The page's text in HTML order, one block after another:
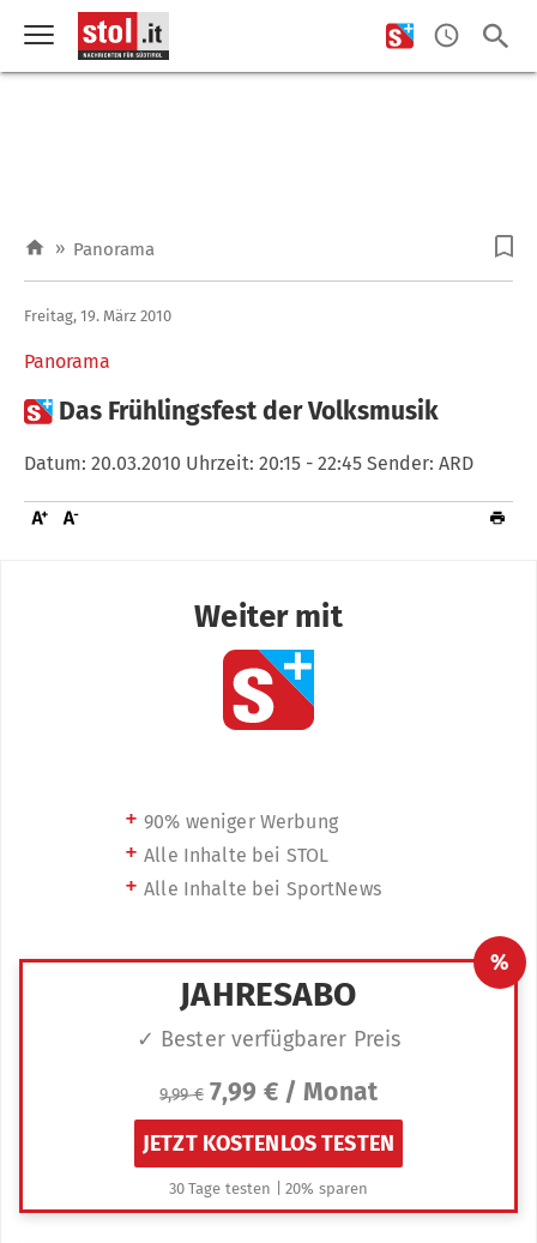
» Panorama
Panorama
Freitag, 19. März 2010
 Das Frühlingsfest der Volksmusik
Datum: 20.03.2010 Uhrzeit: 20:15 - 22:45 Sender: ARD